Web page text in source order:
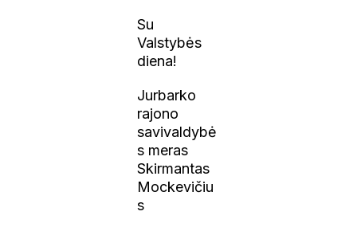
Su
Valstybės
diena!
Jurbarko
rajono
savivaldybė
s meras
Skirmantas
Mockevičiu
s